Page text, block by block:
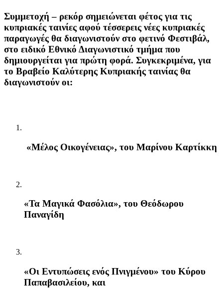
Συμμετοχή – ρεκόρ σημειώνεται φέτος για τις
κυπριακές ταινίες αφού τέσσερεις νέες κυπριακές
παραγωγές θα διαγωνιστούν στο φετινό Φεστιβάλ,
στο ειδικό Εθνικό Διαγωνιστικό τμήμα που
δημιουργείται για πρώτη φορά. Συγκεκριμένα, για
το Βραβείο Καλύτερης Κυπριακής ταινίας θα
διαγωνιστούν οι:
«Μέλος Οικογένειας», του Μαρίνου Καρτίκκη
«Τα Μαγικά Φασόλια», του Θεόδωρου
Παναγίδη
«Οι Εντυπώσεις ενός Πνιγμένου» του Κύρου
Παπαβασιλείου, και